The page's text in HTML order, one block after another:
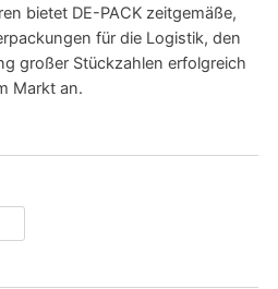
bietet DE-PACK zeitgemäße,
für die Logistik, den
großer Stückzahlen erfolgreich
Markt an.